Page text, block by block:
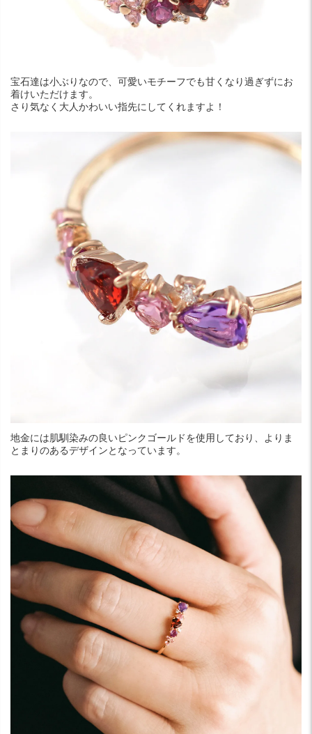
宝石達は小ぶりなので、可愛いモチーフでも甘くなり過ぎずにお
着けいただけます。
さり気なく大人かわいい指先にしてくれますよ！
地金には肌馴染みの良いピンクゴールドを使用しており、よりま
とまりのあるデザインとなっています。